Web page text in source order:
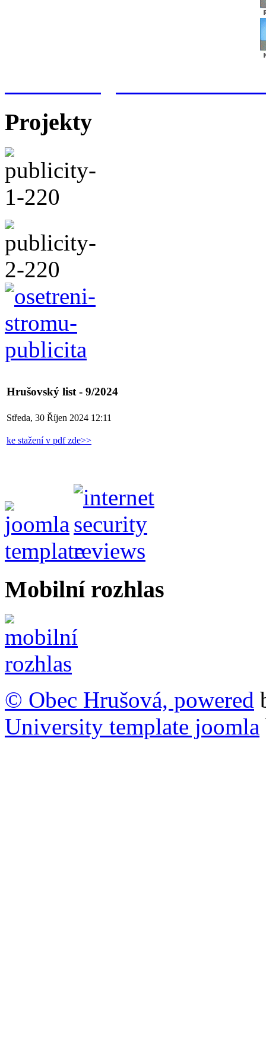
Projekty
Hrušovský list - 9/2024
Středa, 30 Říjen 2024 12:11
ke stažení v pdf zde>>
Mobilní rozhlas
© Obec Hrušová, powered
University template joomla